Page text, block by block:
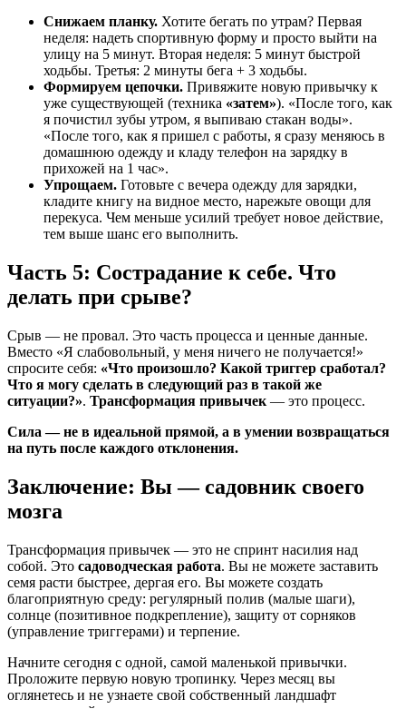
Снижаем планку. Хотите бегать по утрам? Первая
неделя: надеть спортивную форму и просто выйти на
улицy на 5 минут. Вторая неделя: 5 минут быстрой
ходьбы. Третья: 2 минуты бега + 3 ходьбы.
Формируем цепочки. Привяжите новую привычку к
уже существующей (техника «затем»). «После того, как
я почистил зубы утром, я выпиваю стакан воды».
«После того, как я пришел с работы, я сразу меняюсь в
домашнюю одежду и кладу телефон на зарядку в
прихожей на 1 час».
Упрощаем. Готовьте с вечера одежду для зарядки,
кладите книгу на видное место, нарежьте овощи для
перекуса. Чем меньше усилий требует новое действие,
тем выше шанс его выполнить.
Часть 5: Сострадание к себе. Что
делать при срыве?
Срыв — не провал. Это часть процесса и ценные данные.
Вместо «Я слабовольный, у меня ничего не получается!»
спросите себя: «Что произошло? Какой триггер сработал?
Что я могу сделать в следующий раз в такой же
ситуации?». Трансформация привычек — это процесс.
Сила — не в идеальной прямой, а в умении возвращаться
на путь после каждого отклонения.
Заключение: Вы — садовник своего
мозга
Трансформация привычек — это не спринт насилия над
собой. Это садоводческая работа. Вы не можете заставить
семя расти быстрее, дергая его. Вы можете создать
благоприятную среду: регулярный полив (малые шаги),
солнце (позитивное подкрепление), защиту от сорняков
(управление триггерами) и терпение.
Начните сегодня с одной, самой маленькой привычки.
Проложите первую новую тропинку. Через месяц вы
оглянетесь и не узнаете свой собственный ландшафт